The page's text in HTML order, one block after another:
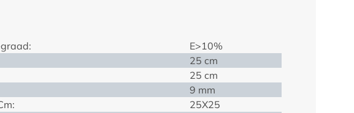
E>10%
25 cm
25 cm
9 mm
25X25